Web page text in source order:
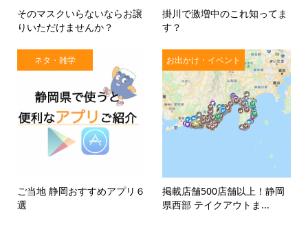
そのマスクいらないならお譲
りいただけませんか？
掛川で激増中のこれ知ってま
す？
ネタ・雑学
ご当地 静岡おすすめアプリ６
選
お出かけ・イベント
掲載店舗500店舗以上！静岡
県西部 テイクアウトま...